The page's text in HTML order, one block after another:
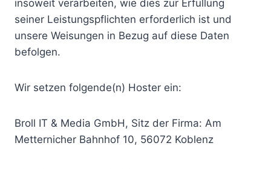
insoweit verarbeiten, wie dies zur Erfüllung
seiner Leistungspflichten erforderlich ist und
unsere Weisungen in Bezug auf diese Daten
befolgen.
Wir setzen folgende(n) Hoster ein:
Broll IT & Media GmbH, Sitz der Firma: Am
Metternicher Bahnhof 10, 56072 Koblenz